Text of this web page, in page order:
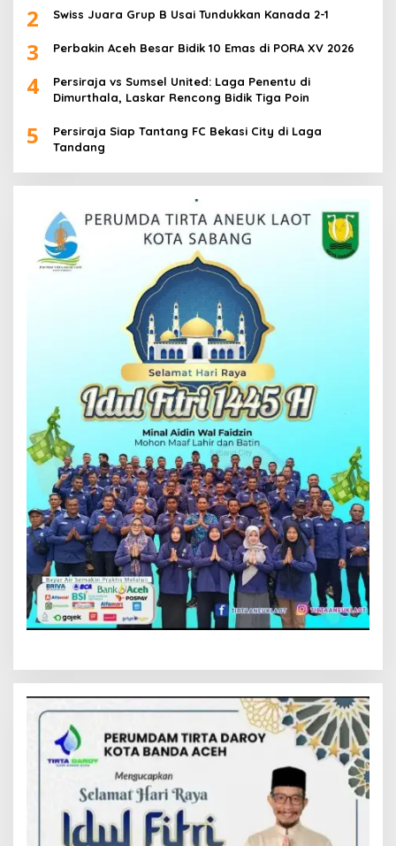
2 Swiss Juara Grup B Usai Tundukkan Kanada 2-1
3 Perbakin Aceh Besar Bidik 10 Emas di PORA XV 2026
4
Persiraja vs Sumsel United: Laga Penentu di
Dimurthala, Laskar Rencong Bidik Tiga Poin
5
Persiraja Siap Tantang FC Bekasi City di Laga
Tandang